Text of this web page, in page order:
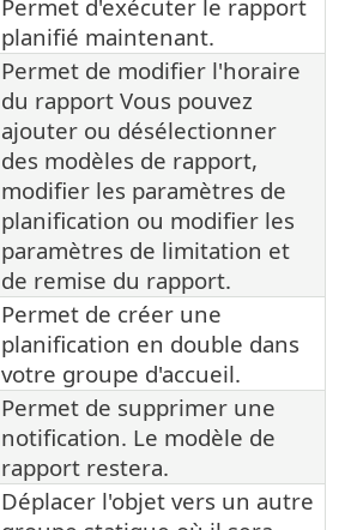
Permet d'exécuter le rapport
planifié maintenant.
Permet de modifier l'horaire
du rapport Vous pouvez
ajouter ou désélectionner
des modèles de rapport,
modifier les paramètres de
planification ou modifier les
paramètres de limitation et
de remise du rapport.
Permet de créer une
planification en double dans
votre groupe d'accueil.
Permet de supprimer une
notification. Le modèle de
rapport restera.
Déplacer l'objet vers un autre